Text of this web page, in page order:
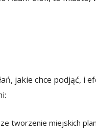
jakie chce podjąć, i
tworzenie miejskich